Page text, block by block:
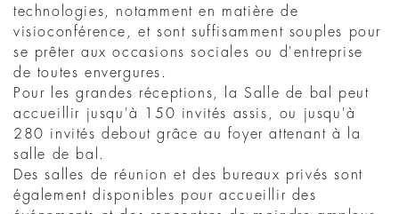
technologies, notamment en matière de
visioconférence, et sont suffisamment souples pour
se prêter aux occasions sociales ou d'entreprise
de toutes envergures.
Pour les grandes réceptions, la Salle de bal peut
accueillir jusqu'à 150 invités assis, ou jusqu'à
280 invités debout grâce au foyer attenant à la
salle de bal.
Des salles de réunion et des bureaux privés sont
également disponibles pour accueillir des